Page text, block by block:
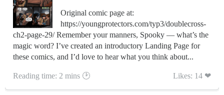
Original comic page at:
https://youngprotectors.com/typ3/doublecross-
ch2-page-29/ Remember your manners, Spooky — what’s the
magic word? I’ve created an introductory Landing Page for
these comics, and I’d love to hear what you think about...
Reading time: 2 mins 🕑 Likes: 14 ❤